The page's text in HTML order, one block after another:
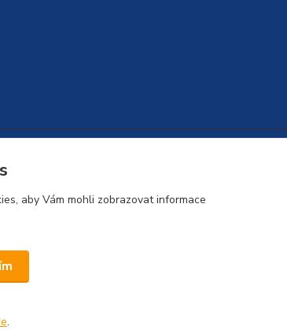
aby Vám mohli zobrazovat informace
.